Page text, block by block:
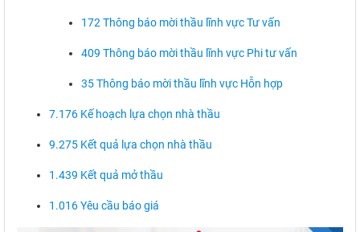
172 Thông báo mời thầu lĩnh vực Tư vấn
409 Thông báo mời thầu lĩnh vực Phi tư vấn
35 Thông báo mời thầu lĩnh vực Hỗn hợp
7.176 Kế hoạch lựa chọn nhà thầu
9.275 Kết quả lựa chọn nhà thầu
1.439 Kết quả mở thầu
1.016 Yêu cầu báo giá